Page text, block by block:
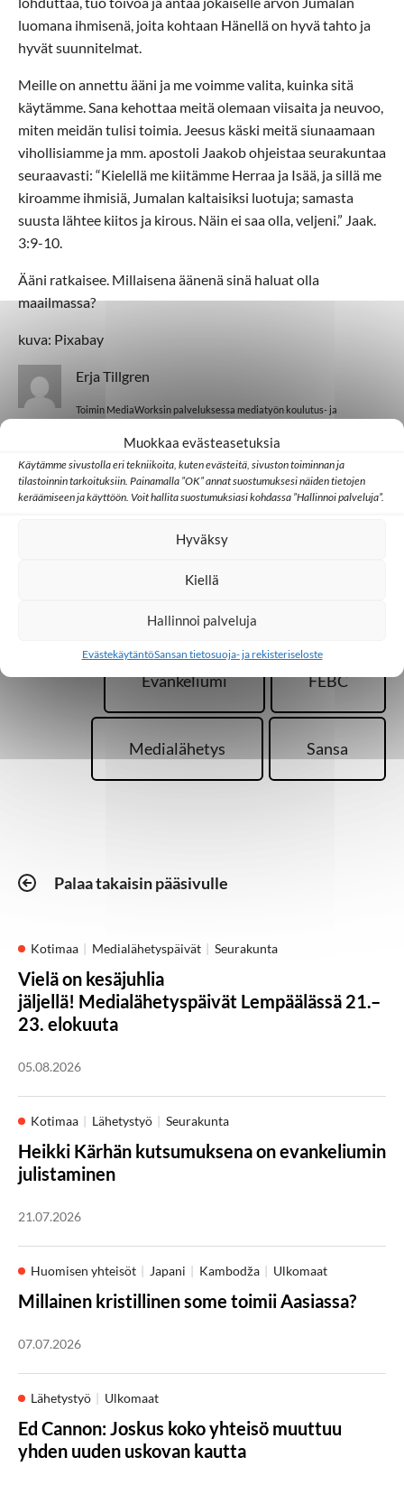
Muokkaa evästeasetuksia
Käytämme sivustolla eri tekniikoita, kuten evästeitä, sivuston toiminnan ja
tilastoinnin tarkoituksiin. Painamalla ”OK” annat suostumuksesi näiden tietojen
keräämiseen ja käyttöön. Voit hallita suostumuksiasi kohdassa ”Hallinnoi palveluja”.
Hyväksy
Kiellä
Hallinnoi palveluja
EvästekäytäntöSansan tietosuoja- ja rekisteriseloste
luomana ihmisenä, joita kohtaan Hänellä on hyvä tahto ja
hyvät suunnitelmat.
Meille on annettu ääni ja me voimme valita, kuinka sitä
käytämme. Sana kehottaa meitä olemaan viisaita ja neuvoo,
miten meidän tulisi toimia. Jeesus käski meitä siunaamaan
vihollisiamme ja mm. apostoli Jaakob ohjeistaa seurakuntaa
seuraavasti: “Kielellä me kiitämme Herraa ja Isää, ja sillä me
kiroamme ihmisiä, Jumalan kaltaisiksi luotuja; samasta
suusta lähtee kiitos ja kirous. Näin ei saa olla, veljeni.” Jaak.
3:9-10.
Ääni ratkaisee. Millaisena äänenä sinä haluat olla
maailmassa?
kuva: Pixabay
Erja Tillgren
Toimin MediaWorksin palveluksessa mediatyön koulutus- ja
globaali. Mediastrategina autan paikallisia lähetystiimejä kristillisen
kysymyksissä. Innostun monenlaisista asioista, kuten historiasta ja
kulttuurista, luonnossa liikkumisesta ja koripallosta sekä
ranskalaisesta ruoanlaitosta. Olen koiraihminen ja rakastan jäätelöä.
Evankeliumi FEBC
Medialähetys Sansa
Palaa takaisin pääsivulle
Kotimaa Medialähetyspäivät Seurakunta
Vielä on kesäjuhlia
jäljellä! Medialähetyspäivät Lempäälässä 21.–
23. elokuuta
05.08.2026
Kotimaa Lähetystyö Seurakunta
Heikki Kärhän kutsumuksena on evankeliumin
julistaminen
21.07.2026
Huomisen yhteisöt Japani Kambodža Ulkomaat
Millainen kristillinen some toimii Aasiassa?
07.07.2026
Lähetystyö Ulkomaat
Ed Cannon: Joskus koko yhteisö muuttuu
yhden uuden uskovan kautta